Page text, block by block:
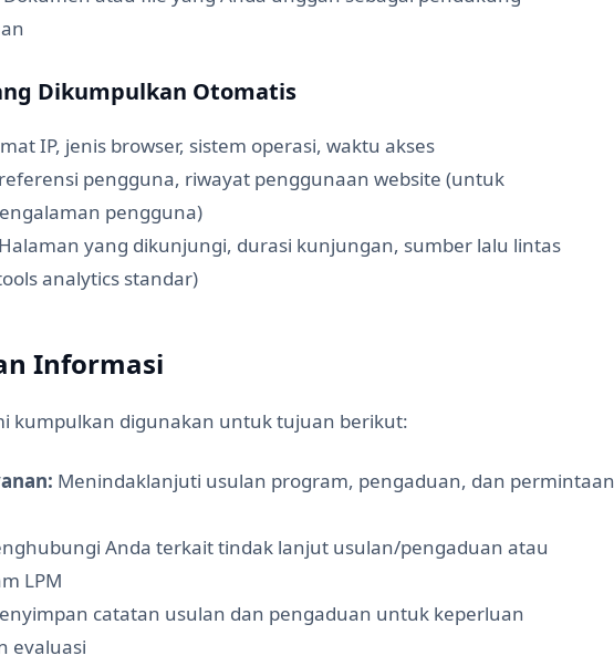
Dikumpulkan Otomatis
IP, jenis browser, sistem operasi, waktu akses
pengguna, riwayat penggunaan website (untuk
pengguna)
Halaman yang dikunjungi, durasi kunjungan, sumber lalu lintas
analytics standar)
Informasi
kumpulkan digunakan untuk tujuan berikut:
Menindaklanjuti usulan program, pengaduan, dan permintaan
Anda terkait tindak lanjut usulan/pengaduan atau
LPM
catatan usulan dan pengaduan untuk keperluan
evaluasi